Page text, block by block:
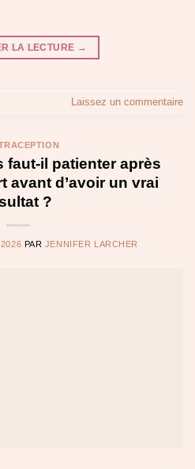
LA LECTURE →
Laissez un commentaire
faut-il patienter après
avant d’avoir un vrai
?
PAR JENNIFER LARCHER